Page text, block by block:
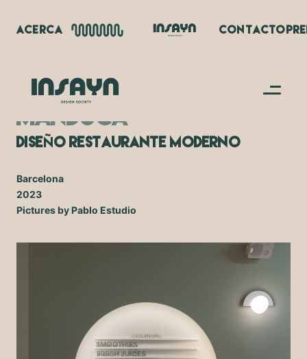
ACERCA CONTACTO
MANDUCA
DiseÑO Restaurante Moderno
Barcelona
2023
Pictures by Pablo Estudio